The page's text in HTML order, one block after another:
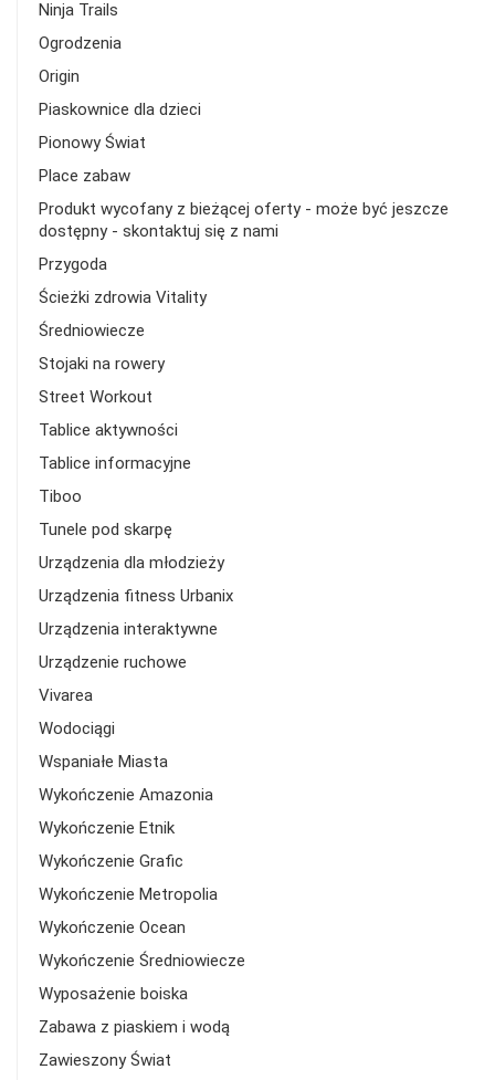
Ninja Trails
Ogrodzenia
Origin
Piaskownice dla dzieci
Pionowy Świat
Place zabaw
Produkt wycofany z bieżącej oferty - może być jeszcze
dostępny - skontaktuj się z nami
Przygoda
Ścieżki zdrowia Vitality
Średniowiecze
Stojaki na rowery
Street Workout
Tablice aktywności
Tablice informacyjne
Tiboo
Tunele pod skarpę
Urządzenia dla młodzieży
Urządzenia fitness Urbanix
Urządzenia interaktywne
Urządzenie ruchowe
Vivarea
Wodociągi
Wspaniałe Miasta
Wykończenie Amazonia
Wykończenie Etnik
Wykończenie Grafic
Wykończenie Metropolia
Wykończenie Ocean
Wykończenie Średniowiecze
Wyposażenie boiska
Zabawa z piaskiem i wodą
Zawieszony Świat